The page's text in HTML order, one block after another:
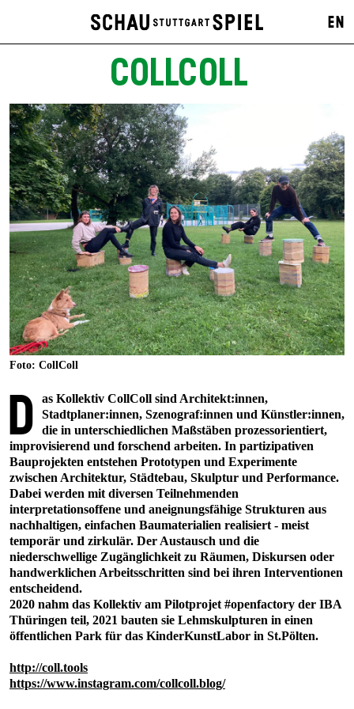
EN
COLLCOLL
Foto: CollColl
D
as Kollektiv CollColl sind Architekt:innen,
Stadtplaner:innen, Szenograf:innen und Künstler:innen,
die in unterschiedlichen Maßstäben prozessorientiert,
improvisierend und forschend arbeiten. In partizipativen
Bauprojekten entstehen Prototypen und Experimente
zwischen Architektur, Städtebau, Skulptur und Performance.
Dabei werden mit diversen Teilnehmenden
interpretationsoffene und aneignungsfähige Strukturen aus
nachhaltigen, einfachen Baumaterialien realisiert - meist
temporär und zirkulär. Der Austausch und die
niederschwellige Zugänglichkeit zu Räumen, Diskursen oder
handwerklichen Arbeitsschritten sind bei ihren Interventionen
entscheidend.
2020 nahm das Kollektiv am Pilotprojet #openfactory der IBA
Thüringen teil, 2021 bauten sie Lehmskulpturen in einen
öffentlichen Park für das KinderKunstLabor in St.Pölten.
http://coll.tools
https://www.instagram.com/collcoll.blog/